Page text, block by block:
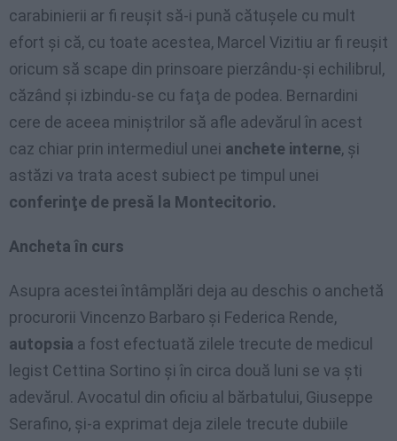
carabinierii ar fi reuşit să-i pună cătuşele cu mult
efort şi că, cu toate acestea, Marcel Vizitiu ar fi reuşit
oricum să scape din prinsoare pierzându-şi echilibrul,
căzând şi izbindu-se cu faţa de podea. Bernardini
cere de aceea miniştrilor să afle adevărul în acest
caz chiar prin intermediul unei anchete interne, şi
astăzi va trata acest subiect pe timpul unei
conferinţe de presă la Montecitorio.
Ancheta în curs
Asupra acestei întâmplări deja au deschis o anchetă
procurorii Vincenzo Barbaro şi Federica Rende,
autopsia a fost efectuată zilele trecute de medicul
legist Cettina Sortino şi în circa două luni se va şti
adevărul. Avocatul din oficiu al bărbatului, Giuseppe
Serafino, şi-a exprimat deja zilele trecute dubiile